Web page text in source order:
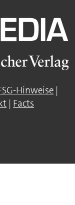
Hinweise |
| Facts